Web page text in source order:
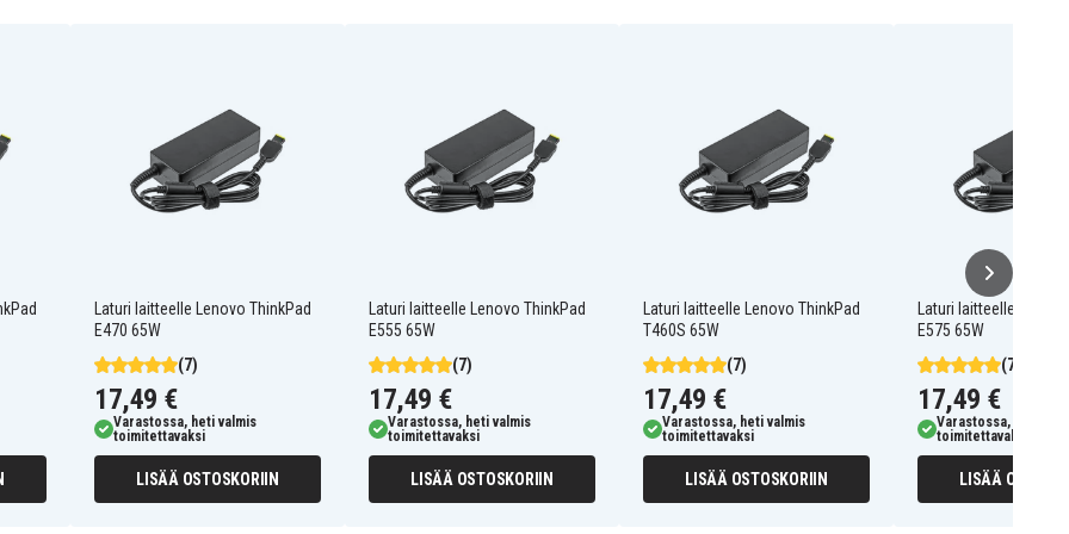
Laturi laitteelle Lenovo ThinkPad
E470 65W
(7)
17,49 €
Varastossa, heti valmis
toimitettavaksi
LISÄÄ OSTOSKORIIN
Laturi laitteelle Lenovo ThinkPad
E555 65W
(7)
17,49 €
Varastossa, heti valmis
toimitettavaksi
LISÄÄ OSTOSKORIIN
Laturi laitteelle Lenovo ThinkPad
T460S 65W
(7)
17,49 €
Varastossa, heti valmis
toimitettavaksi
LISÄÄ OSTOSKORIIN
Laturi laitteelle
E575 65W
(7)
17,49 €
Varastossa, heti
toimitettavaksi
LISÄÄ